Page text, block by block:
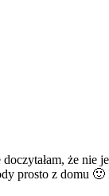
że
prosto z domu